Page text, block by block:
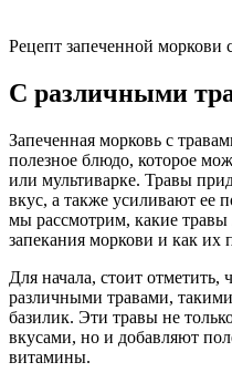
Рецепт запеченной моркови
С различными
Запеченная морковь с
полезное блюдо, которое
или мультиварке. Травы
вкус, а также усиливают ее
мы рассмотрим, какие травы
запекания моркови и как их
Для начала, стоит отметить,
различными травами,
базилик. Эти травы не
вкусами, но и добавляют
витамины.